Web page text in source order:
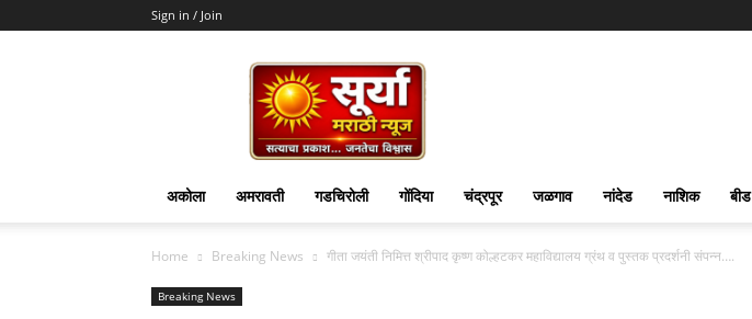
Sign in / Join
Surya
Marathi
News
अकोला अमरावती गडचिरोली गोंदिया चंद्रपूर जळगाव नांदेड नाशिक बीड
Home Breaking News गीता जयंती निमित्त श्रीपाद कृष्ण कोल्हटकर महाविद्यालय ग्रंथ व पुस्तक प्रदर्शनी संपन्न….
Breaking News